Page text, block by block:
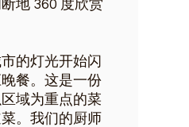
地 360 度欣赏
的灯光开始闪
餐。这是一份
域为重点的菜
。我们的厨师